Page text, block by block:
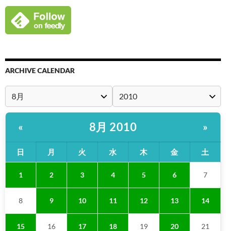
ARCHIVE CALENDAR
« 8月 2010 »
日 月 火 水 木 金 土
1 2 3 4 5 6 7
8 9 10 11 12 13 14
15 16 17 18 19 20 21